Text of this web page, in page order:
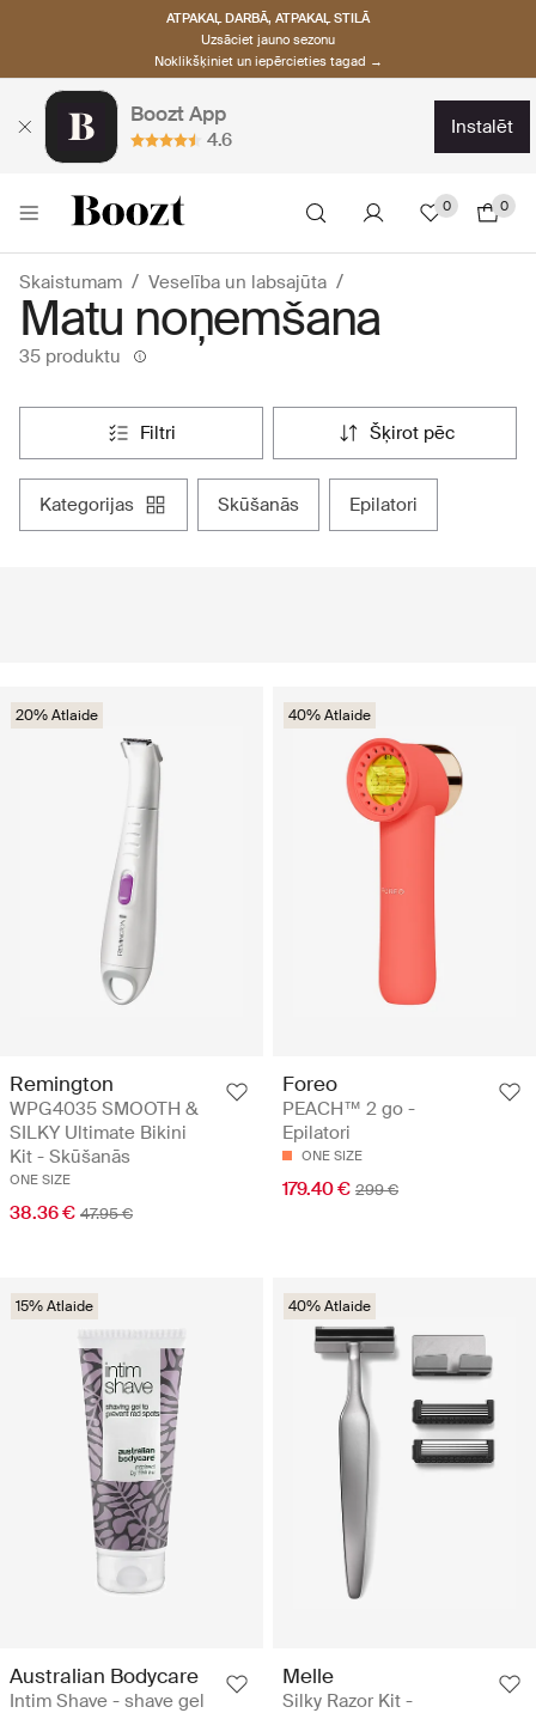
ATPAKAĻ DARBĀ, ATPAKAĻ STILĀ
Uzsāciet jauno sezonu
Noklikšķiniet un iepērcieties tagad →
Boozt App
4.6
instalēt
0 0
Skaistumam Veselība un labsajūta
Matu noņemšana
35 produktu
filtri šķirot pēc
kategorijas skūšanās epilatori
20% Atlaide
Remington
WPG4035 SMOOTH &
SILKY Ultimate Bikini
Kit - Skūšanās
ONE SIZE
38.36 € 47.95 €
40% Atlaide
Foreo
PEACH™ 2 go -
Epilatori
ONE SIZE
179.40 € 299 €
15% Atlaide
Australian Bodycare
Intim Shave - shave gel
40% Atlaide
Melle
Silky Razor Kit -